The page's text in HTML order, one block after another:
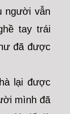
người vẫn
tay trái
đã được
lại được
mình đã